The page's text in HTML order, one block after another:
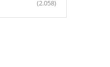
(2.058)